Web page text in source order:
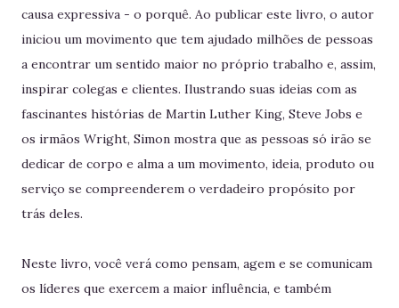
causa expressiva - o porquê. Ao publicar este livro, o autor
iniciou um movimento que tem ajudado milhões de pessoas
a encontrar um sentido maior no próprio trabalho e, assim,
inspirar colegas e clientes. Ilustrando suas ideias com as
fascinantes histórias de Martin Luther King, Steve Jobs e
os irmãos Wright, Simon mostra que as pessoas só irão se
dedicar de corpo e alma a um movimento, ideia, produto ou
serviço se compreenderem o verdadeiro propósito por
trás deles.
Neste livro, você verá como pensam, agem e se comunicam
os líderes que exercem a maior influência, e também